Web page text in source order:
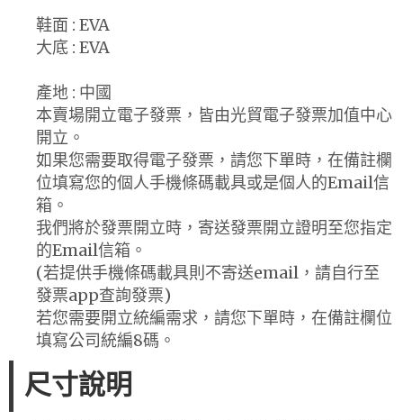
鞋面 : EVA
大底 : EVA
產地 : 中國
本賣場開立電子發票，皆由光貿電子發票加值中心
開立。
如果您需要取得電子發票，請您下單時，在備註欄
位填寫您的個人手機條碼載具或是個人的Email信
箱。
我們將於發票開立時，寄送發票開立證明至您指定
的Email信箱。
(若提供手機條碼載具則不寄送email，請自行至
發票app查詢發票)
若您需要開立統編需求，請您下單時，在備註欄位
填寫公司統編8碼。
尺寸說明